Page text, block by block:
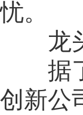
忧。
龙头
据了
创新公